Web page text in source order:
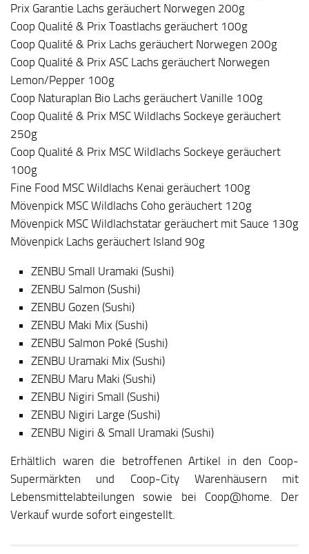
Prix Garantie Lachs geräuchert Norwegen 200g
Coop Qualité & Prix Toastlachs geräuchert 100g
Coop Qualité & Prix Lachs geräuchert Norwegen 200g
Coop Qualité & Prix ASC Lachs geräuchert Norwegen
Lemon/Pepper 100g
Coop Naturaplan Bio Lachs geräuchert Vanille 100g
Coop Qualité & Prix MSC Wildlachs Sockeye geräuchert
250g
Coop Qualité & Prix MSC Wildlachs Sockeye geräuchert
100g
Fine Food MSC Wildlachs Kenai geräuchert 100g
Mövenpick MSC Wildlachs Coho geräuchert 120g
Mövenpick MSC Wildlachstatar geräuchert mit Sauce 130g
Mövenpick Lachs geräuchert Island 90g
ZENBU Small Uramaki (Sushi)
ZENBU Salmon (Sushi)
ZENBU Gozen (Sushi)
ZENBU Maki Mix (Sushi)
ZENBU Salmon Poké (Sushi)
ZENBU Uramaki Mix (Sushi)
ZENBU Maru Maki (Sushi)
ZENBU Nigiri Small (Sushi)
ZENBU Nigiri Large (Sushi)
ZENBU Nigiri & Small Uramaki (Sushi)
Erhältlich waren die betroffenen Artikel in den Coop-
Supermärkten und Coop-City Warenhäusern mit
Lebensmittelabteilungen sowie bei Coop@home. Der
Verkauf wurde sofort eingestellt.